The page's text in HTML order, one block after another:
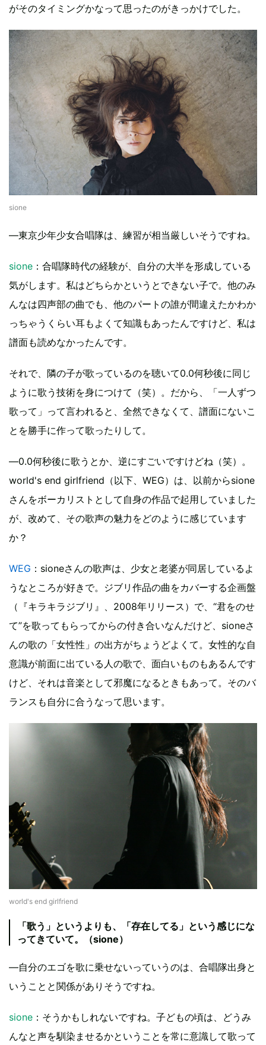
がそのタイミングかなって思ったのがきっかけでした。
sione
―東京少年少女合唱隊は、練習が相当厳しいそうですね。
sione ：合唱隊時代の経験が、自分の大半を形成している
気がします。私はどちらかというとできない子で。他のみ
んなは四声部の曲でも、他のパートの誰が間違えたかわか
っちゃうくらい耳もよくて知識もあったんですけど、私は
譜面も読めなかったんです。
それで、隣の子が歌っているのを聴いて0.0何秒後に同じ
ように歌う技術を身につけて（笑）。だから、「一人ずつ
歌って」って言われると、全然できなくて、譜面にないこ
とを勝手に作って歌ったりして。
―0.0何秒後に歌うとか、逆にすごいですけどね（笑）。
world's end girlfriend（以下、WEG）は、以前からsione
さんをボーカリストとして自身の作品で起用していました
が、改めて、その歌声の魅力をどのように感じています
か？
WEG ：sioneさんの歌声は、少女と老婆が同居しているよ
うなところが好きで。ジブリ作品の曲をカバーする企画盤
（『キラキラジブリ』、2008年リリース）で、“君をのせ
て”を歌ってもらってからの付き合いなんだけど、sioneさ
んの歌の「女性性」の出方がちょうどよくて。女性的な自
意識が前面に出ている人の歌で、面白いものもあるんです
けど、それは音楽として邪魔になるときもあって。そのバ
ランスも自分に合うなって思います。
world's end girlfriend
「歌う」というよりも、「存在してる」という感じにな
ってきていて。（sione）
―自分のエゴを歌に乗せないっていうのは、合唱隊出身と
いうことと関係がありそうですね。
sione ：そうかもしれないですね。子どもの頃は、どうみ
んなと声を馴染ませるかということを常に意識して歌って